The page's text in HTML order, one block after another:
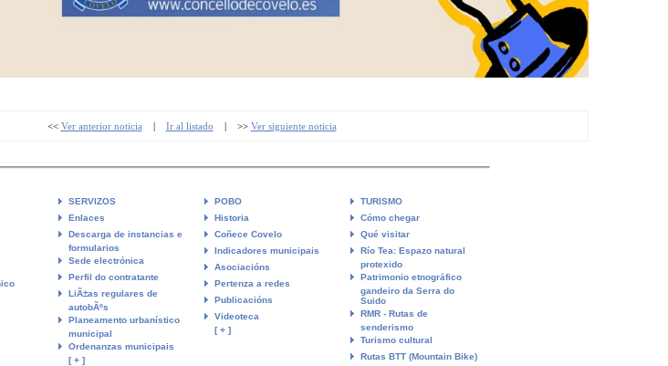
<< Ver anterior noticia | Ir al listado | >> Ver siguiente noticia
SERVIZOS
Enlaces
Descarga de instancias e
formularios
Sede electrónica
Perfil do contratante
LiÃ±as regulares de
autobÃºs
Planeamento urbanístico
municipal
Ordenanzas municipais
[ + ]
POBO
Historia
Coñece Covelo
Indicadores municipais
Asociacións
Pertenza a redes
Publicacións
Videoteca
[ + ]
TURISMO
Cómo chegar
Qué visitar
Río Tea: Espazo natural
protexido
Patrimonio etnográfico
gandeiro da Serra do
Suido
RMR - Rutas de
senderismo
Turismo cultural
Rutas BTT (Mountain Bike)